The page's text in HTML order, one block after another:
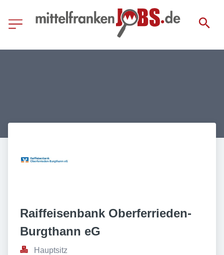
Raiffeisenbank Oberferrieden-
Burgthann eG
Hauptsitz